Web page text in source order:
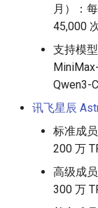
月）：
45,000
支持模
Qwen3-
讯飞星辰
标准成
200 万
高级成
300 万